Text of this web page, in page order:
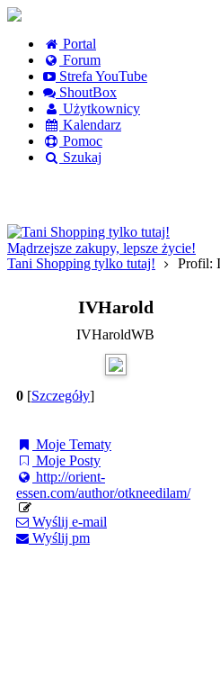
Portal
Forum
Strefa YouTube
ShoutBox
Użytkownicy
Kalendarz
Pomoc
Szukaj
Mądrzejsze zakupy, lepsze życie!
Tani Shopping tylko tutaj!
Profil:
IVHarold
IVHaroldWB
0 [Szczegóły]
Moje Tematy
Moje Posty
http://orient-
essen.com/author/otkneedilam/
Wyślij e-mail
Wyślij pm